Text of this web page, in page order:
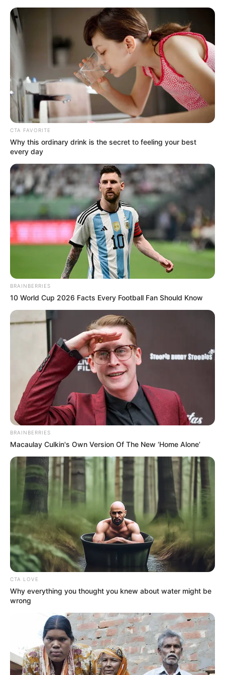
Ryan’s World
CTA FAVORITE
Why this ordinary drink is the secret to feeling your best
every day
BRAINBERRIES
10 World Cup 2026 Facts Every Football Fan Should Know
BRAINBERRIES
Macaulay Culkin's Own Version Of The New ‘Home Alone’
CTA LOVE
Why everything you thought you knew about water might be
wrong